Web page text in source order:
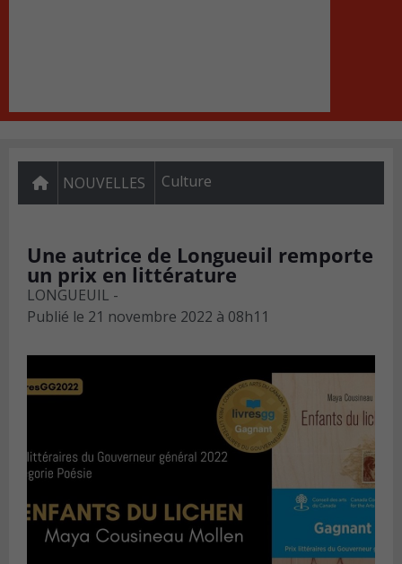
NOUVELLES Culture
Une autrice de Longueuil remporte
un prix en littérature
LONGUEUIL -
Publié le 21 novembre 2022 à 08h11